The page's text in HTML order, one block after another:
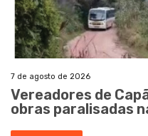
7 de agosto de 2026
Vereadores de
obras paralisadas